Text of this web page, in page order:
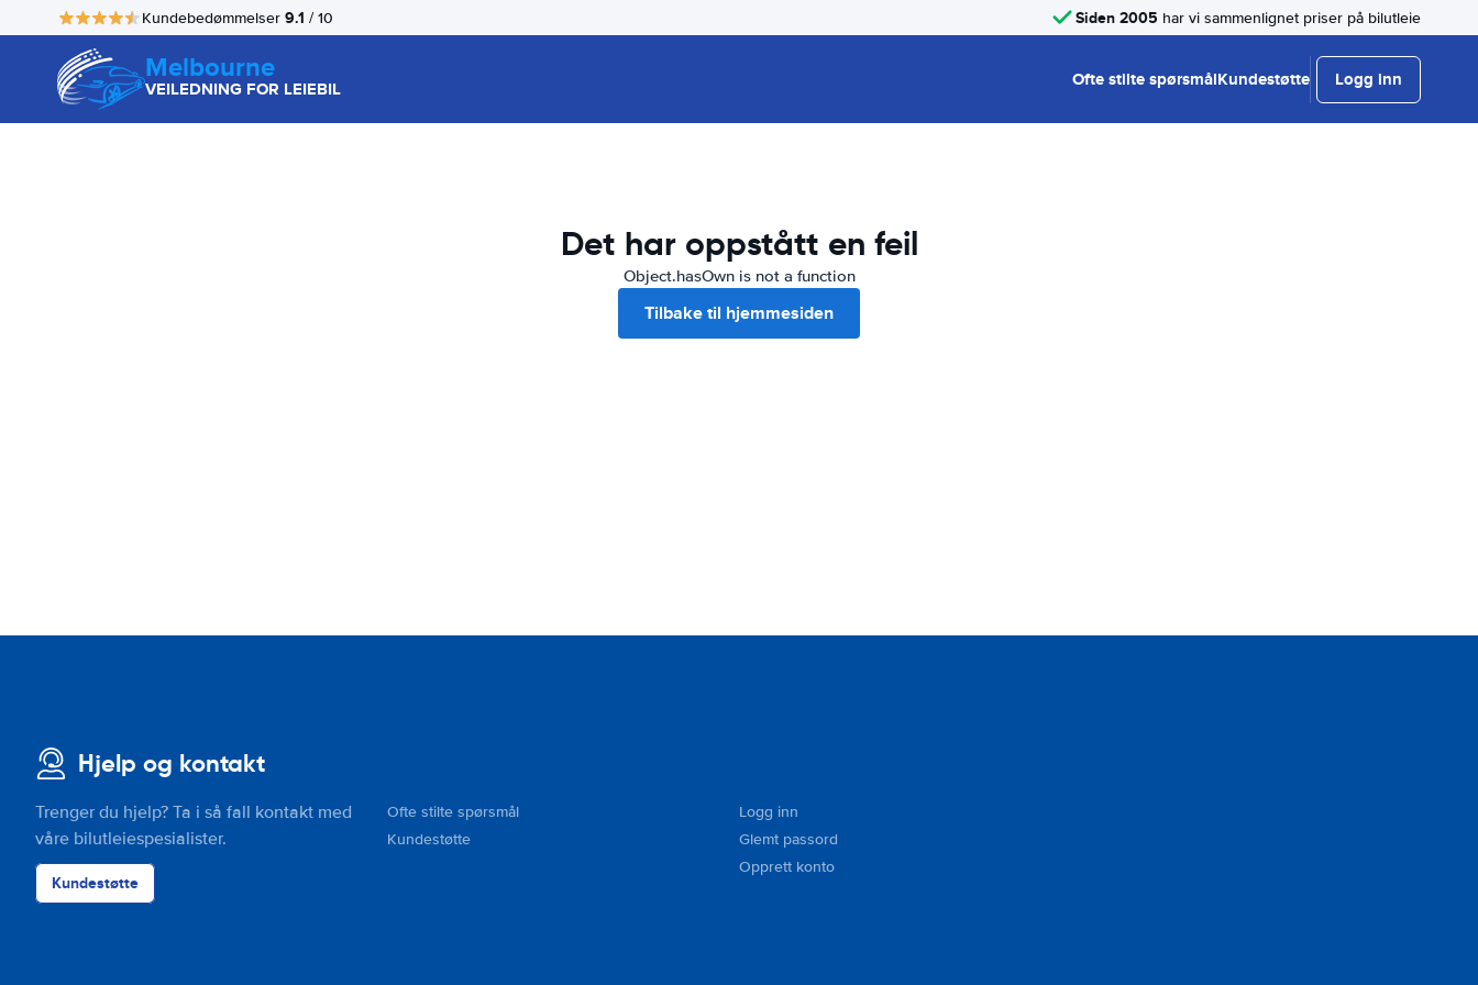
Kundebedømmelser 9.1 / 10 Siden 2005 har vi sammenlignet priser på bilutleie
Melbourne
VEILEDNING FOR LEIEBIL Ofte stilte spørsmålKundestøtte Logg inn
Det har oppstått en feil
Object.hasOwn is not a function
Tilbake til hjemmesiden
Hjelp og kontakt
Trenger du hjelp? Ta i så fall kontakt med
våre bilutleiespesialister.
Kundestøtte
Ofte stilte spørsmål
Kundestøtte
Logg inn
Glemt passord
Opprett konto